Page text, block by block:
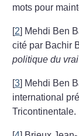
mots pour
[2] Mehdi Ben
cité par Bachir
politique du vrai
[3] Mehdi Ben
international
Tricontinentale.